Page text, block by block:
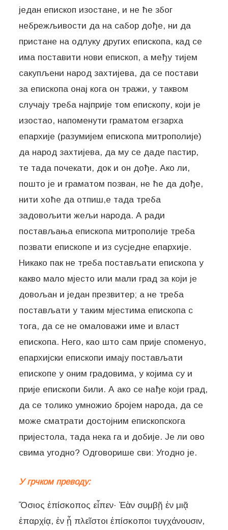
један епископ изостане, и не ће због
небрежљивости да на сабор дође, ни да
пристане на одлуку других епископа, кад се
има поставити нови епископ, а међу тијем
сакупљени народ захтијева, да се постави
за епископа онај кога он тражи, у таквом
случају треба најприје том епископу, који је
изостао, напоменути граматом егзарха
епархије (разумијем епископа митрополије)
да народ захтијева, да му се даде пастир,
те тада почекати, док и он дође. Ако ли,
пошто је и граматом позван, не ће да дође,
нити хоће да отпиш,е тада треба
задовољити жељи народа. А ради
постављања епископа митрополије треба
позвати епископе и из сусједне епархије.
Никако пак не треба постављати епископа у
какво мало мјесто или мали град за који је
довољан и један презвитер; а не треба
постављати у таким мјестима епископа с
тога, да се не омаловажи име и власт
епископа. Него, као што сам прије споменуо,
епархијски епископи имају постављати
епископе у оним градовима, у којима су и
прије епископи били. А ако се нађе који град,
да се толико умножио бројем народа, да се
може сматрати достојним епископскога
пријестола, тада нека га и добије. Је ли ово
свима угодно? Одговорише сви: Угодно је.
У грчком преводу:
Ὅσιος ἐπίσκοπος εἶπεν· Ἐὰν συμβῇ ἐν μιᾷ
ἐπαρχίᾳ, ἐν ᾗ πλεῖστοι ἐπίσκοποι τυγχάνουσιν,